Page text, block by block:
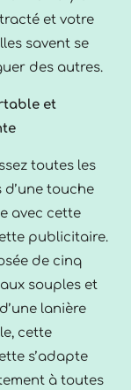
et votre
savent se
des autres.
et
toutes les
d’une touche
avec cette
publicitaire.
de cinq
souples et
lanière
cette
s’adapte
à toutes